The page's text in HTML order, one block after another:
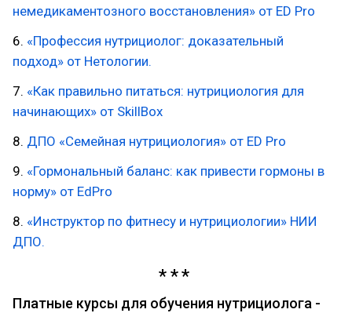
немедикаментозного восстановления» от ED Pro
6. «Профессия нутрициолог: доказательный
подход» от Нетологии.
7. «Как правильно питаться: нутрициология для
начинающих» от SkillBox
8. ДПО «Семейная нутрициология» от ED Pro
9. «Гормональный баланс: как привести гормоны в
норму» от EdPro
8. «Инструктор по фитнесу и нутрициологии» НИИ
ДПО.
Платные курсы для обучения нутрициолога -